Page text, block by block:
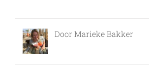
Door Marieke Bakker